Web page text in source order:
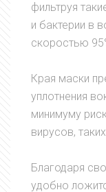
фильтруя
и бактерии в
скоростью
Края маски
уплотнения
минимуму
вирусов,
Благодаря
удобно